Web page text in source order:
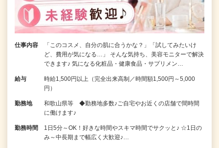
仕事内容
「このコスメ、自分の肌に合うかな？」「試してみたいけ
ど、費用が気になる…」 そんな気持ち、美容モニターで解決
できます♪ 気になる化粧品・健康食品・サプリメン…
給与
時給1,500円以上（完全出来高制／時間額1,500円～5,000
円）
勤務地
和歌山県等 ◆勤務地多数♪ご自宅やお近くの店舗で間時間
に働けます♪
勤務時間
1日5分～OK！好きな時間やスキマ時間でサクッと♪ ☆1日の
み～中長期まで幅広く大歓迎♪…